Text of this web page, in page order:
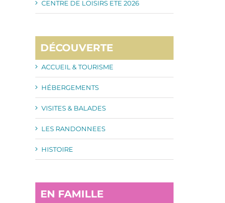
CENTRE DE LOISIRS ETE 2026
DÉCOUVERTE
ACCUEIL & TOURISME
HÉBERGEMENTS
VISITES & BALADES
LES RANDONNEES
HISTOIRE
EN FAMILLE